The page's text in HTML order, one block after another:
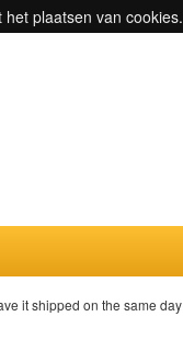
plaatsen van cookies.
it shipped on the same day